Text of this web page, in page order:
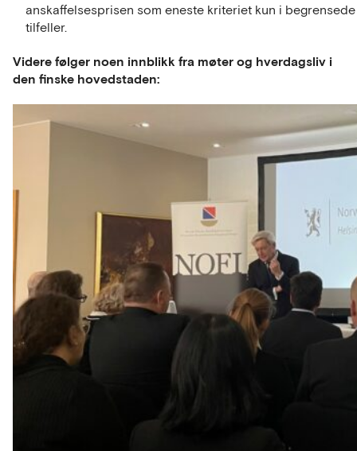
anskaffelsesprisen som eneste kriteriet kun i begrensede
tilfeller.
Videre følger noen innblikk fra møter og hverdagsliv i
den finske hovedstaden: